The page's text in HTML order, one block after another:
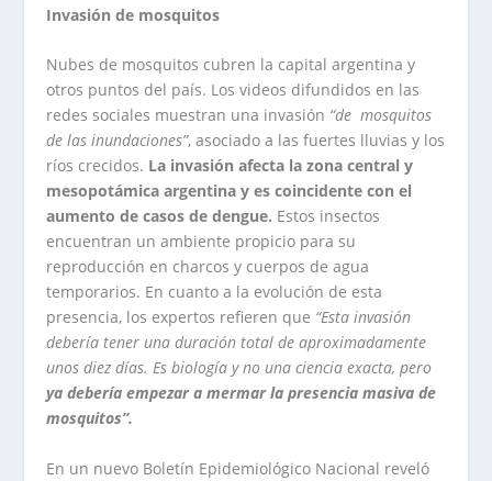
Invasión de mosquitos
Nubes de mosquitos cubren la capital argentina y
otros puntos del país. Los videos difundidos en las
redes sociales muestran una invasión “de mosquitos
de las inundaciones”, asociado a las fuertes lluvias y los
ríos crecidos. La invasión afecta la zona central y
mesopotámica argentina y es coincidente con el
aumento de casos de dengue. Estos insectos
encuentran un ambiente propicio para su
reproducción en charcos y cuerpos de agua
temporarios. En cuanto a la evolución de esta
presencia, los expertos refieren que “Esta invasión
debería tener una duración total de aproximadamente
unos diez días. Es biología y no una ciencia exacta, pero
ya debería empezar a mermar la presencia masiva de
mosquitos”.
En un nuevo Boletín Epidemiológico Nacional reveló